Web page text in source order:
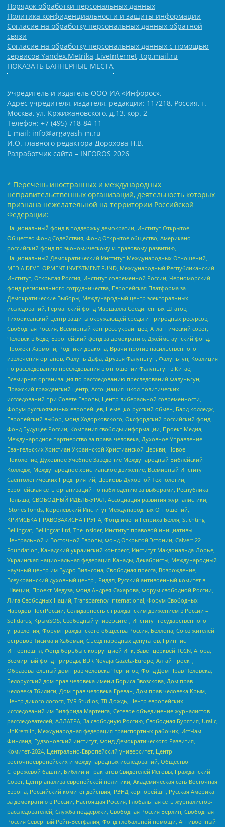
Порядок обработки персональных данных
Политика конфиденциальности и защиты информации
Согласие на обработку персональных данных обратной
связи
Согласие на обработку персональных данных с помощью
сервисов Yandex.Metrika, LiveInternet, top.mail.ru
ПОКАЗАТЬ БАННЕРНЫЕ МЕСТА
Учредитель и издатель ООО ИА «Инфорос».
Адрес учредителя, издателя, редакции: 117218, Россия, г.
Москва, ул. Кржижановского, д.13, кор. 2
Телефон: +7 (495) 718-84-11
E-mail: info@argayash-m.ru
И.О. главного редактора Дорохова Н.В.
Разработчик сайта – INFOROS 2026
* Перечень иностранных и международных
неправительственных организаций, деятельность которых
признана нежелательной на территории Российской
Федерации:
Национальный фонд в поддержку демократии, Институт Открытое
Общество Фонд Содействия, Фонд Открытое общество, Американо-
российский фонд по экономическому и правовому развитию,
Национальный Демократический Институт Международных Отношений,
MEDIA DEVELOPMENT INVESTMENT FUND, Международный Республиканский
Институт, Открытая Россия, Институт современной России, Черноморский
фонд регионального сотрудничества, Европейская Платформа за
Демократические Выборы, Международный центр электоральных
исследований, Германский фонд Маршалла Соединенных Штатов,
Тихоокеанский центр защиты окружающей среды и природных ресурсов,
Свободная Россия, Всемирный конгресс украинцев, Атлантический совет,
Человек в беде, Европейский фонд за демократию, Джеймстаунский фонд,
Прожект Хармони, Родники дракона, Врачи против насильственного
извлечения органов, Фалунь Дафа, Друзья Фалуньгун, Фалуньгун, Коалиция
по расследованию преследования в отношении Фалуньгун в Китае,
Всемирная организация по расследованию преследований Фалуньгун,
Пражский гражданский центр, Ассоциация школ политических
исследований при Совете Европы, Центр либеральной современности,
Форум русскоязычных европейцев, Немецко-русский обмен, Бард колледж,
Европейский выбор, Фонд Ходорковского, Оксфордский российский фонд,
Фонд Будущее России, Компания свободы информации, Проект Медиа,
Международное партнерство за права человека, Духовное Управление
Евангельских Христиан Украинской Христианской Церкви, Новое
Поколение, Духовное Учебное Заведение Международный Библейский
Колледж, Международное христианское движение, Всемирный Институт
Саентологических Предприятий, Церковь Духовной Технологии,
Европейская сеть организаций по наблюдению за выборами, Республика
Польша, СВОБОДНЫЙ ИДЕЛЬ-УРАЛ, Ассоциация развития журналистики,
IStories fonds, Королевский Институт Международных Отношений,
КРИМСЬКА ПРАВОЗАХИСНА ГРУПА, Фонд имени Генриха Бёлля, Stichting
Bellingcat, Bellingcat Ltd, The Insider, Институт правовой инициативы
Центральной и Восточной Европы, Фонд Открытой Эстонии, Calvert 22
Foundation, Канадский украинский конгресс, Институт Макдональда-Лорье,
Украинская национальная федерация Канады, Декабристы, Международный
научный центр им Вудро Вильсона, Свободная пресса, Возрождение,
Всеукраинский духовный центр , Риддл, Русский антивоенный комитет в
Швеции, Проект Медуза, Фонд Андрея Сахарова, Форум свободной России,
Лига Свободных Наций, Transparеncy International, Форум Свободных
Народов ПостРоссии, Солидарность с гражданским движением в России –
Solidarus, КрымSOS, Свободный университет, Институт государственного
управления, Форум гражданского общества Россия, Беллона, Союз жителей
островов Тисима и Хабомаи, Съезд народных депутатов, Гринпис
Интернешнл, Фонд борьбы с коррупцией Инк, Завет церквей TCCN, Агора,
Всемирный фонд природы, BDR Novaja Gazeta-Europe, Алтай проект,
Образовательный дом прав человека Чернигов, Фонд Дом Прав Человека,
Белорусский дом прав человека имени Бориса Звозскова, Дом прав
человека Тбилиси, Дом прав человека Ереван, Дом прав человека Крым,
Центр дикого лосося, TVR Studios, ТВ Дождь, Центр европейских
исследований им Вилфрида Мартенса, Сетевое объединение журналистов
расследователей, АЛЛАТРА, За свободную Россию, Свободная Бурятия, Uralic,
UnKremlin, Международная федерация транспортных рабочих, ИстЧам
Финланд, Гудзоновский институт, Фонд Демократического Развития,
Комитет-2024, Центрально-Европейский университет, Центр
восточноевропейских и международных исследований, Общество
Сторожевой башни, Библии и трактатов Свидетелей Иеговы, Гражданский
Совет, Центр анализа европейской политики, Академическая сеть Восточная
Европа, Российский комитет действия, РЭНД корпорейшн, Русская Америка
за демократию в России, Настоящая Россия, Глобальная сеть журналистов-
расследователей, Служба поддержки, Свободная Россия Берлин, Свободная
Россия Северный Рейн-Вестфалия, Фонд глобальной помощи, Антивоенный